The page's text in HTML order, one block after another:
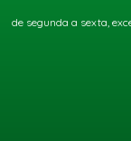
de segunda a sexta,